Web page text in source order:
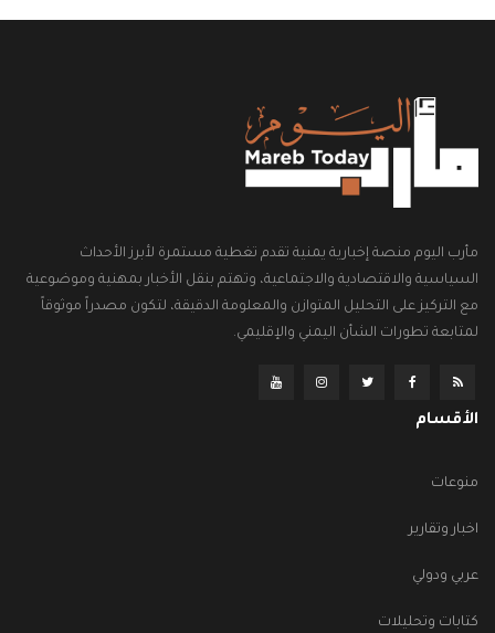
مأرب اليوم منصة إخبارية يمنية تقدم تغطية مستمرة لأبرز الأحداث
السياسية والاقتصادية والاجتماعية، وتهتم بنقل الأخبار بمهنية وموضوعية
مع التركيز على التحليل المتوازن والمعلومة الدقيقة، لتكون مصدراً موثوقاً
لمتابعة تطورات الشأن اليمني والإقليمي.
الأقسام
منوعات
اخبار وتقارير
عربي ودولي
كتابات وتحليلات